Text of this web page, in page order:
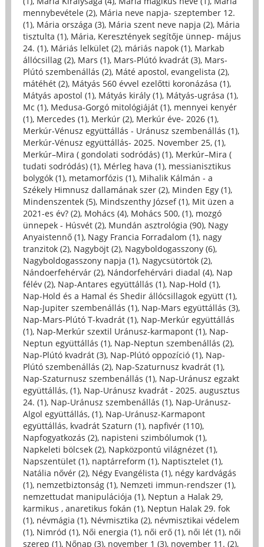
mennybevétele (2), Mária neve napja- szeptember 12.
(1), Mária országa (3), Mária szent neve napja (2), Mária
tisztulta (1), Mária, Keresztények segítője ünnep- május
24. (1), Máriás lelkület (2), máriás napok (1), Markab
állócsillag (2), Mars (1), Mars-Plútó kvadrát (3), Mars-
Plútó szembenállás (2), Máté apostol, evangelista (2),
mátéhét (2), Mátyás 560 évvel ezelőtti koronázása (1),
Mátyás apostol (1), Mátyás király (1), Mátyás-ugrása (1),
Mc (1), Medusa-Gorgó mitológiáját (1), mennyei kenyér
(1), Mercedes (1), Merkúr (2), Merkúr éve- 2026 (1),
Merkúr-Vénusz együttállás - Uránusz szembenállás (1),
Merkúr-Vénusz együttállás- 2025. November 25, (1),
Merkúr–Mira ( gondolati sodródás) (1), Merkúr–Mira (
tudati sodródás) (1), Mérleg hava (1), messianisztikus
bolygók (1), metamorfózis (1), Mihalik Kálmán - a
Székely Himnusz dallamának szer (2), Minden Egy (1),
Mindenszentek (5), Mindszenthy József (1), Mit üzen a
2021-es év? (2), Mohács (4), Mohács 500, (1), mozgó
ünnepek - Húsvét (2), Mundán asztrológia (90), Nagy
Anyaistennő (1), Nagy Francia Forradalom (1), nagy
tranzitok (2), Nagyböjt (2), Nagyboldogasszony (6),
Nagyboldogasszony napja (1), Nagycsütörtök (2),
Nándoerfehérvár (2), Nándorfehérvári diadal (4), Nap
félév (2), Nap-Antares együttállás (1), Nap-Hold (1),
Nap-Hold és a Hamal és Shedir állócsillagok együtt (1),
Nap-Jupiter szembenállás (1), Nap-Mars együttállás (3),
Nap-Mars-Plútó T-kvadrát (1), Nap-Merkúr együttállás
(1), Nap-Merkúr szextil Uránusz-karmapont (1), Nap-
Neptun együttállás (1), Nap-Neptun szembenállás (2),
Nap-Plútó kvadrát (3), Nap-Plútó oppozíció (1), Nap-
Plútó szembenállás (2), Nap-Szaturnusz kvadrát (1),
Nap-Szaturnusz szembenállás (1), Nap-Uránusz egzakt
együttállás, (1), Nap-Uránusz kvadrát - 2025. augusztus
24. (1), Nap-Uránusz szembenállás (1), Nap-Uránusz-
Algol együttállás, (1), Nap-Uránusz-Karmapont
együttállás, kvadrát Szaturn (1), napfivér (110),
Napfogyatkozás (2), napisteni szimbólumok (1),
Napkeleti bölcsek (2), Napközpontú világnézet (1),
Napszentület (1), naptárreform (1), Naptisztelet (1),
Natália nővér (2), Négy Evangélista (1), négy kardvágás
(1), nemzetbiztonság (1), Nemzeti immun-rendszer (1),
nemzettudat manipulációja (1), Neptun a Halak 29,
karmikus , anaretikus fokán (1), Neptun Halak 29. fok
(1), névmágia (1), Névmisztika (2), névmisztikai védelem
(1), Nimród (1), Női energia (1), női erő (1), női lét (1), női
szerep (1), Nőnap (3), november 1 (3), november 11. (2),